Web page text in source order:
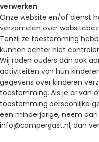
verwerken
Onze website en/of dienst
verzamelen over
Tenzij ze toestemming
kunnen echter niet
Wij raden ouders dan ook
activiteiten van hun
gegevens over kinderen
toestemming. Als je er van
toestemming persoonlijke
een minderjarige, neem
info@campergast.nl, dan